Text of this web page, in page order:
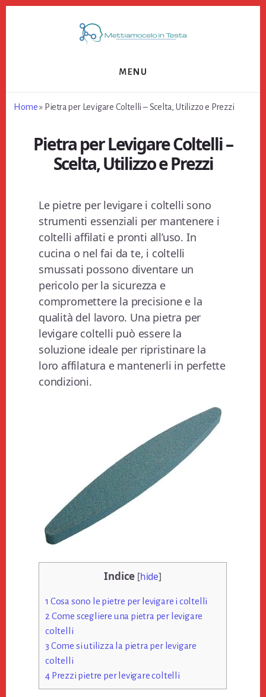
MENU
Home» Pietra per Levigare Coltelli – Scelta, Utilizzo e Prezzi
Pietra per Levigare Coltelli –
Scelta, Utilizzo e Prezzi
Le pietre per levigare i coltelli sono
strumenti essenziali per mantenere i
coltelli affilati e pronti all’uso. In
cucina o nel fai da te, i coltelli
smussati possono diventare un
pericolo per la sicurezza e
compromettere la precisione e la
qualità del lavoro. Una pietra per
levigare coltelli può essere la
soluzione ideale per ripristinare la
loro affilatura e mantenerli in perfette
condizioni.
Indice [hide]
1 Cosa sono le pietre per levigare i coltelli
2 Come scegliere una pietra per levigare
coltelli
3 Come si utilizza la pietra per levigare
coltelli
4Prezzi pietre per levigare coltelli